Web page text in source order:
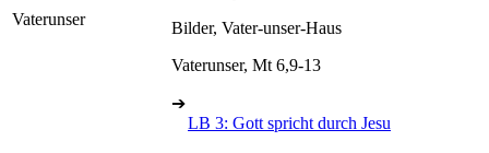
Vaterunser
Bilder, Vater-unser-Haus
Vaterunser, Mt 6,9-13
➔
LB 3: Gott spricht durch Jesu